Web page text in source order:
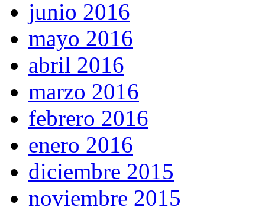
junio 2016
mayo 2016
abril 2016
marzo 2016
febrero 2016
enero 2016
diciembre 2015
noviembre 2015